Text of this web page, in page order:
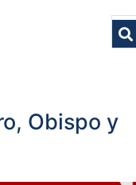
Obispo y